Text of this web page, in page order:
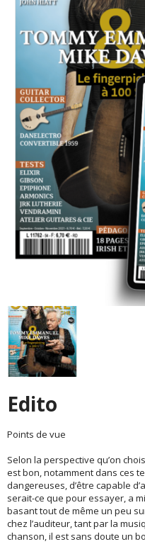
Edito
Points de vue
Selon la perspective qu’on
est bon, notamment dans ces
dangereuses, d’être capable
serait-ce que pour essayer, a
basant tout de même un peu
chez l’auditeur, tant par la
chanson, il est sans doute un